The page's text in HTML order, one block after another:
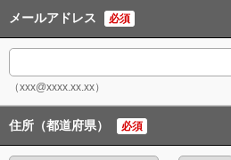
メールアドレス 必須
（xxx@xxxx.xx.xx）
住所（都道府県） 必須